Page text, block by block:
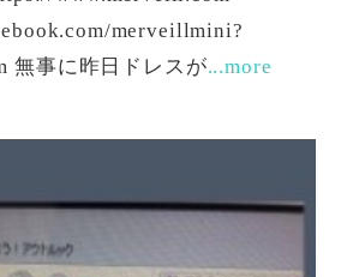
merveillmini?
無事に昨日ドレスが...more